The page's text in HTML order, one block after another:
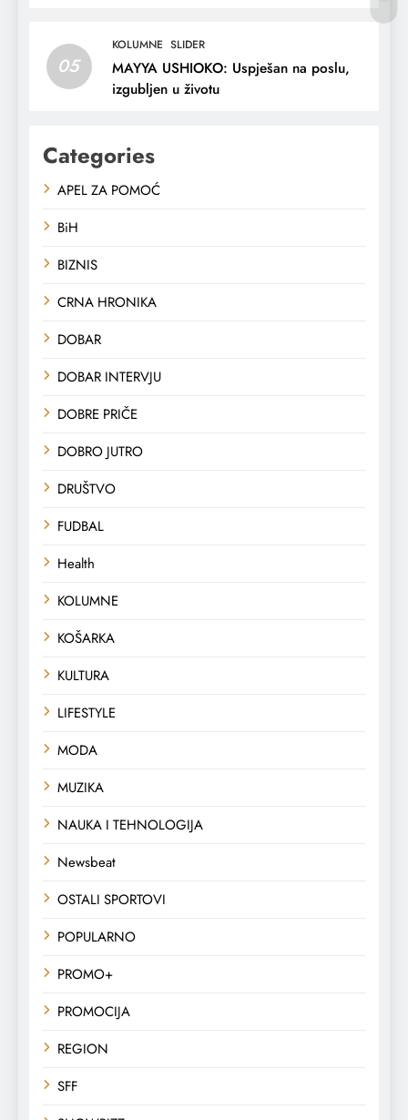
05
KOLUMNE SLIDER
MAYYA USHIOKO: Uspješan na poslu,
izgubljen u životu
Categories
APEL ZA POMOĆ
BiH
BIZNIS
CRNA HRONIKA
DOBAR
DOBAR INTERVJU
DOBRE PRIČE
DOBRO JUTRO
DRUŠTVO
FUDBAL
Health
KOLUMNE
KOŠARKA
KULTURA
LIFESTYLE
MODA
MUZIKA
NAUKA I TEHNOLOGIJA
Newsbeat
OSTALI SPORTOVI
POPULARNO
PROMO+
PROMOCIJA
REGION
SFF